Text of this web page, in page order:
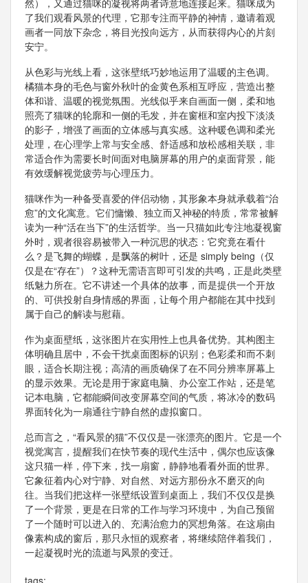
然），又通过猫咪的凝视将两者诗意地连接起来。猫咪成为
了我们观看风景的代理，它那专注而平静的神情，邀请着观
画者一同放下杂念，将目光投向远方，从而获得内心的片刻
安宁。
从色彩与光线上看，这张壁纸巧妙地运用了温暖的主色调。
橘猫本身的毛色与窗外秋叶的金黄色系相互呼应，营造出整
体和谐、温暖的视觉氛围。光线似乎来自画面一侧，柔和地
照亮了猫咪的轮廓和一侧的毛发，并在窗框和室内投下淡淡
的影子，增强了画面的立体感与真实感。这种暖色调和柔光
处理，在心理学上常与安全感、舒适感和放松感相关联，非
常适合作为需要长时间面对电脑屏幕的用户的桌面背景，能
有效缓解视觉疲劳与心理压力。
猫咪作为一种备受喜爱的伴侣动物，其形象本身就承载着“治
愈”的文化寓意。它们慵懒、独立而又神秘的特质，常常被解
读为一种“活在当下”的生活哲学。当一只猫如此专注地凝视窗
外时，观者很容易被带入一种沉思的状态：它究竟在看什
么？是飞舞的蝴蝶，是飘落的树叶，还是 simply being（仅
仅是在“存在”）？这种无需语言即可引发的共鸣，正是此类壁
纸魅力所在。它不讲述一个具体的故事，而是提供一个开放
的、可供投射自身情感的界面，让每个用户都能在其中找到
属于自己的解读与慰藉。
作为桌面壁纸，这张图片在实用性上也具备优势。其构图主
体明确且居中，不会干扰桌面图标的识别；色彩柔和而不刺
眼，适合长期注视；高清的画质确保了在不同分辨率屏幕上
的显示效果。无论是用于家庭电脑、办公室工作站，还是笔
记本电脑，它都能瞬间改变屏幕空间的气质，将冰冷的数码
界面转化为一扇通往宁静自然的虚拟窗口。
总而言之，“看风景的猫”不仅仅是一张漂亮的图片。它是一个
视觉寓言，提醒我们在快节奏的现代生活中，偶尔也应该像
这只猫一样，停下来，找一扇窗，静静地看看外面的世界。
它象征着内心对宁静、对自然、对远方那份永不磨灭的向
往。当我们把这样一张壁纸设置到桌面上，我们不仅仅是换
了一个背景，更是在日常的工作与学习环境中，为自己预留
了一个随时可以进入的、充满治愈力的冥想角落。在这扇由
像素构成的窗后，那只永恒的观察者，将继续陪伴着我们，
一起凝视时光的流逝与风景的变迁。